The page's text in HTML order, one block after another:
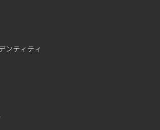
ンティティ